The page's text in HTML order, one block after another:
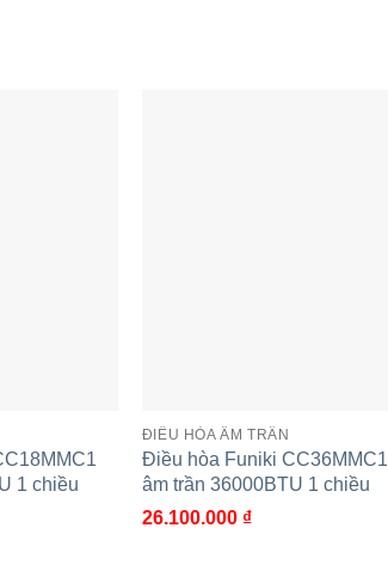
1 chiều
ĐIỀU HÒA ÂM TRẦN
Điều hòa Funiki CC36MMC1
âm trần 36000BTU 1 chiều
26.100.000 ₫